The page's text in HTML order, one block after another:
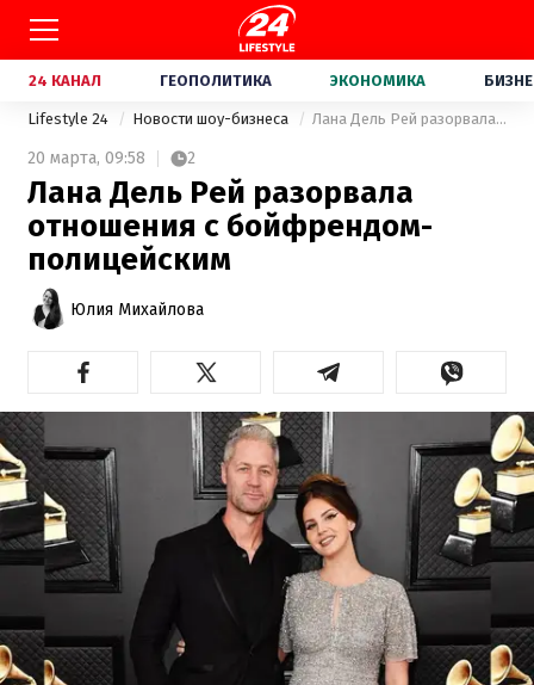
24 КАНАЛ ГЕОПОЛИТИКА ЭКОНОМИКА
Lifestyle 24 Новости шоу-бизнеса Лана Дель Рей разорвала отношения с бойфрендом-полицейским
20 марта, 09:58 2
Лана Дель Рей разорвала
отношения с бойфрендом-
полицейским
Юлия Михайлова